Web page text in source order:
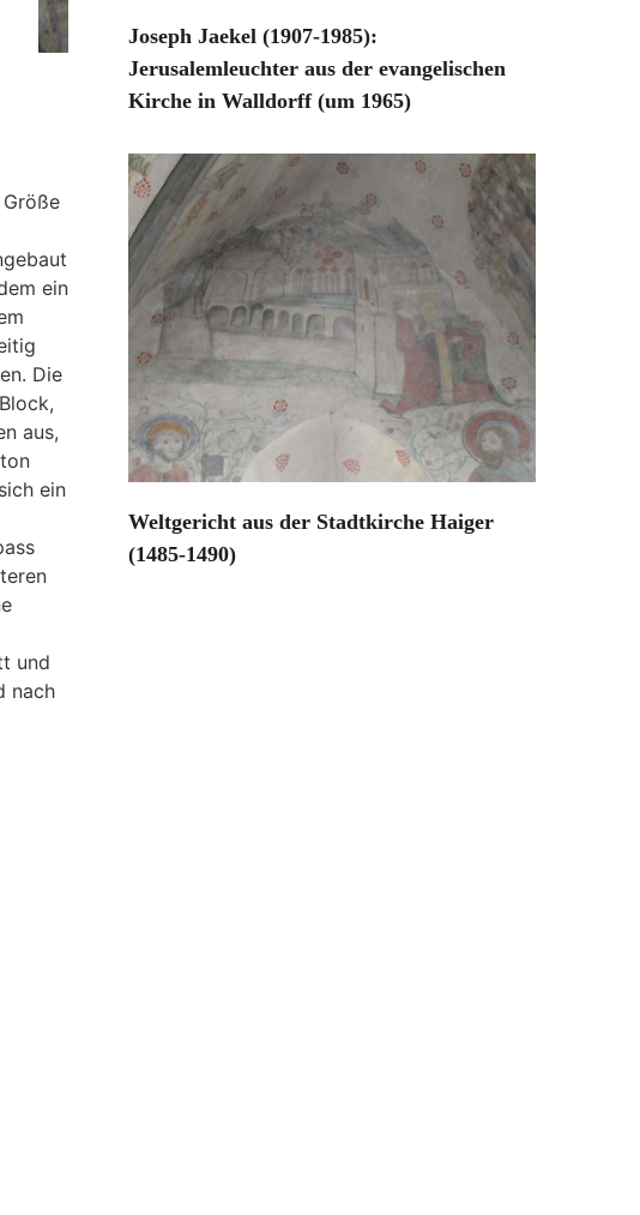
ein
Die
aus,
ein
und
nach
Joseph Jaekel (1907-1985):
Jerusalemleuchter aus der evangelischen
Kirche in Walldorff (um 1965)
Weltgericht aus der Stadtkirche Haiger
(1485-1490)